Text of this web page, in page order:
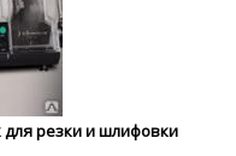
для резки и шлифовки